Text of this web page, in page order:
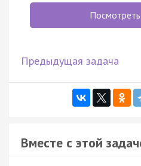
Предыдущая задача
Вместе с этой